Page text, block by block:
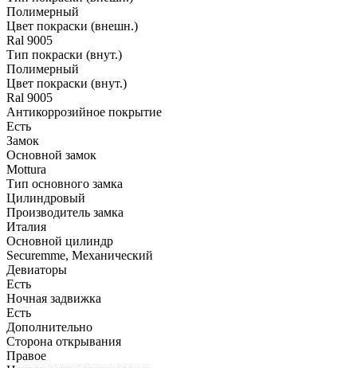
Полимерный
Цвет покраски (внешн.)
Ral 9005
Тип покраски (внут.)
Полимерный
Цвет покраски (внут.)
Ral 9005
Антикоррозийное покрытие
Есть
Замок
Основной замок
Mottura
Тип основного замка
Цилиндровый
Производитель замка
Италия
Основной цилиндр
Securemme, Механический
Девиаторы
Есть
Ночная задвижка
Есть
Дополнительно
Сторона открывания
Правое